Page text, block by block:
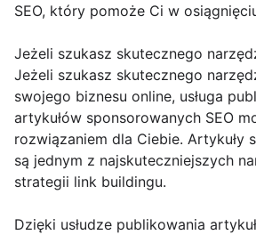
SEO, który pomoże Ci w
Jeżeli szukasz skutecznego
Jeżeli szukasz skutecznego
swojego biznesu online, usługa
artykułów sponsorowanych SEO
rozwiązaniem dla Ciebie. Artykuły
są jednym z najskuteczniejszych
strategii link buildingu.
Dzięki usłudze publikowania